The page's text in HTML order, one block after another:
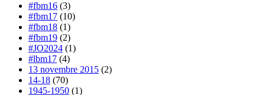
#fbm16 (3)
#fbm17 (10)
#fbm18 (1)
#fbm19 (2)
#JO2024 (1)
#lbm17 (4)
13 novembre 2015 (2)
14-18 (70)
1945-1950 (1)